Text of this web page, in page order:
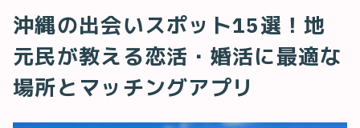
沖縄の出会いスポット15選！地
元民が教える恋活・婚活に最適な
場所とマッチングアプリ